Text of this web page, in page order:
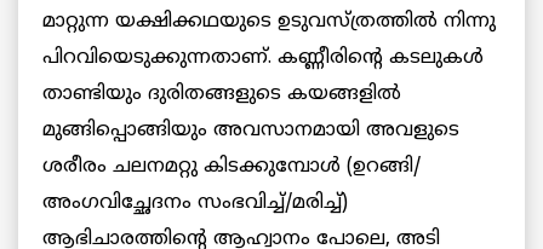
മാറ്റുന്ന യക്ഷിക്കഥയുടെ ഉടുവസ്ത്രത്തില്‍ നിന്നു
പിറവിയെടുക്കുന്നതാണ്. കണ്ണീരിന്‍റെ കടലുകള്‍
താണ്ടിയും ദുരിതങ്ങളുടെ കയങ്ങളില്‍
മുങ്ങിപ്പൊങ്ങിയും അവസാനമായി അവളുടെ
ശരീരം ചലനമറ്റു കിടക്കുമ്പോള്‍ (ഉറങ്ങി/
അംഗവിച്ഛേദനം സംഭവിച്ച്/മരിച്ച്)
ആഭിചാരത്തിന്‍റെ ആഹ്വാനം പോലെ, അടി